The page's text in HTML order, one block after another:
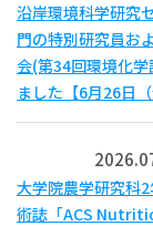
沿岸環境科学研究
門の特別研究員お
会(第34回環境化
ました【6月26日（
大学院農学研究科
術誌「ACS